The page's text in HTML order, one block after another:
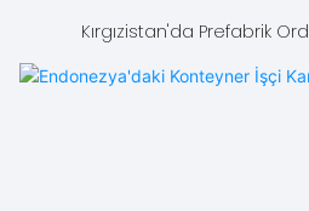
Kırgızistan'da Prefabrik